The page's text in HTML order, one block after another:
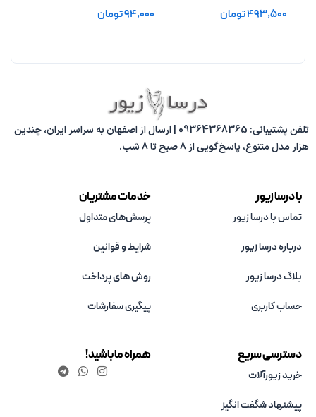
493,500تومان
94,000تومان
تلفن پشتیبانی: 09364368365 | ارسال از اصفهان به سراسر ایران، چندین
هزار مدل متنوع، پاسخ‌گویی از 8 صبح تا 8 شب.
با درسا زیور
تماس با درسا زیور
درباره درسا زیور
بلاگ درسا زیور
حساب کاربری
خدمات مشتریان
پرسش‌های متداول
شرایط و قوانین
روش های پرداخت
پیگیری سفارشات
دسترسی سریع
خرید زیورآلات
پیشنهاد شگفت انگیز
همراه ما باشید!